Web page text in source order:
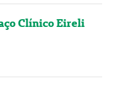
Clínico Eireli